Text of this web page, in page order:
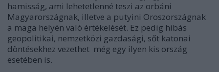
hamisság, ami lehetetlenné teszi az orbáni
Magyarországnak, illetve a putyini Oroszországnak
a maga helyén való értékelését. Ez pedig hibás
geopolitikai, nemzetközi gazdasági, sőt katonai
döntésekhez vezethet még egy ilyen kis ország
esetében is.